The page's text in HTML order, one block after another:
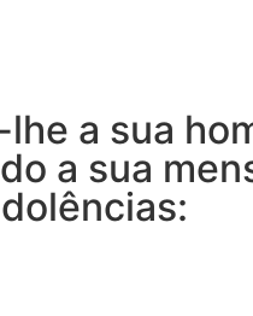
a sua
a sua